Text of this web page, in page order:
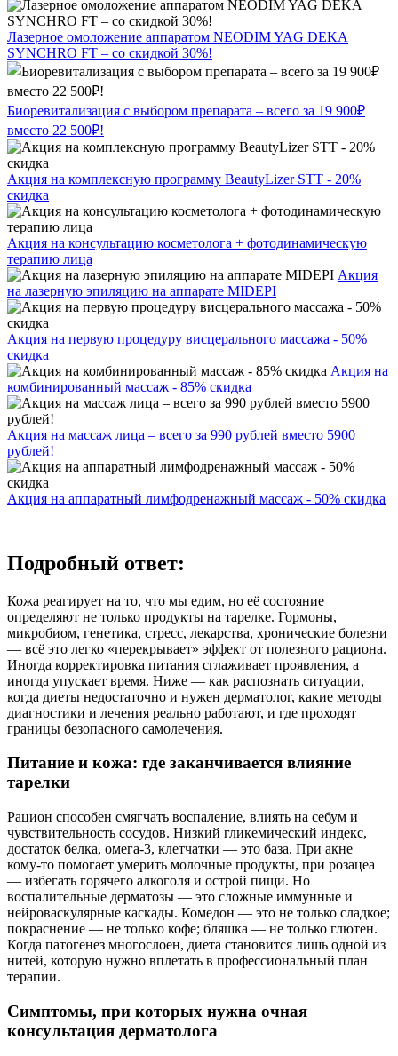
Лазерное омоложение аппаратом NEODIM YAG DEKA
SYNCHRO FT – со скидкой 30%!
Биоревитализация с выбором препарата – всего за 19 900₽
вместо 22 500₽!
Акция на комплексную программу BeautyLizer STT - 20%
скидка
Акция на консультацию косметолога + фотодинамическую
терапию лица
Акция
на лазерную эпиляцию на аппарате MIDEPI
Акция на первую процедуру висцерального массажа - 50%
скидка
Акция на
комбинированный массаж - 85% скидка
Акция на массаж лица – всего за 990 рублей вместо 5900
рублей!
Акция на аппаратный лимфодренажный массаж - 50% скидка
Подробный ответ:
Кожа реагирует на то, что мы едим, но её состояние
определяют не только продукты на тарелке. Гормоны,
микробиом, генетика, стресс, лекарства, хронические болезни
— всё это легко «перекрывает» эффект от полезного рациона.
Иногда корректировка питания сглаживает проявления, а
иногда упускает время. Ниже — как распознать ситуации,
когда диеты недостаточно и нужен дерматолог, какие методы
диагностики и лечения реально работают, и где проходят
границы безопасного самолечения.
Питание и кожа: где заканчивается влияние
тарелки
Рацион способен смягчать воспаление, влиять на себум и
чувствительность сосудов. Низкий гликемический индекс,
достаток белка, омега‑3, клетчатки — это база. При акне
кому‑то помогает умерить молочные продукты, при розацеа
— избегать горячего алкоголя и острой пищи. Но
воспалительные дерматозы — это сложные иммунные и
нейроваскулярные каскады. Комедон — это не только сладкое;
покраснение — не только кофе; бляшка — не только глютен.
Когда патогенез многослоен, диета становится лишь одной из
нитей, которую нужно вплетать в профессиональный план
терапии.
Симптомы, при которых нужна очная
консультация дерматолога